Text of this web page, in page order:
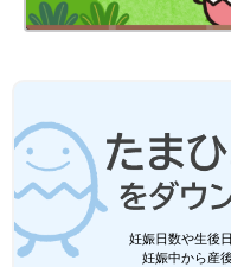
妊娠日数や生後
妊娠中から産